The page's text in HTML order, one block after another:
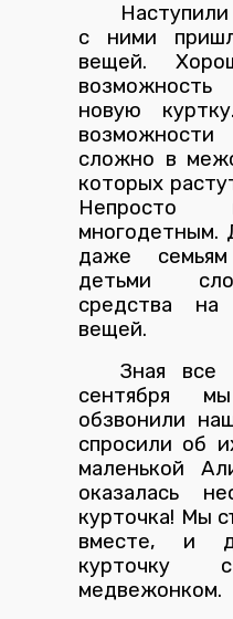
с ними
вещей.
новую
сложно в
которых
Непросто
многодетным.
даже
детьми
средства на
вещей.
Зная все
сентября
обзвонили
спросили об
маленькой
оказалась
курточка! Мы
вместе, и
курточку
медвежонком.